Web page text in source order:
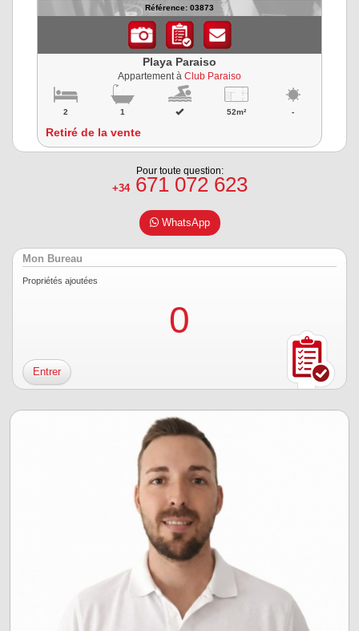
Référence: 03873
Playa Paraiso
Appartement à Club Paraiso
2 1 52m² -
Retiré de la vente
Pour toute question:
+34671 072 623
WhatsApp
Mon Bureau
Propriétés ajoutées
0
Entrer